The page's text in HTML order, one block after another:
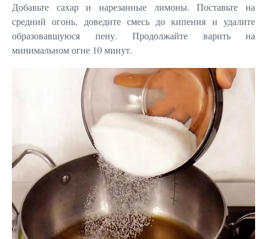
Добавьте сахар и нарезанные лимоны. Поставьте на
средний огонь, доведите смесь до кипения и удалите
образовавшуюся пену. Продолжайте варить на
минимальном огне 10 минут.